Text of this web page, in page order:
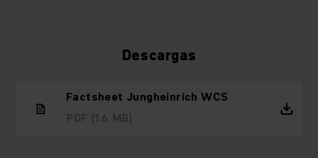
Descargas
Factsheet Jungheinrich WCS
PDF (1.6 MB)